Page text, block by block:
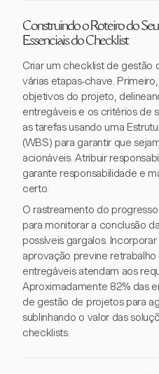
Construindo o Roteiro do
Essenciais do Checklist
Criar um checklist de gestão
várias etapas-chave.
objetivos do projeto,
entregáveis e os critérios de
as tarefas usando uma
(WBS) para garantir que
acionáveis. Atribuir
garante responsabilidade e
certo.
O rastreamento do
para monitorar a conclusão
possíveis gargalos.
aprovação previne
entregáveis atendam aos
Aproximadamente 82% das
de gestão de projetos para
sublinhando o valor das
checklists.